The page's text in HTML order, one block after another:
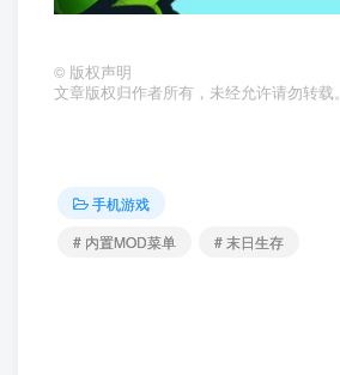
© 版权声明
文章版权归作者所有，未经允许请勿转载。
手机游戏
# 内置MOD菜单
# 末日生存